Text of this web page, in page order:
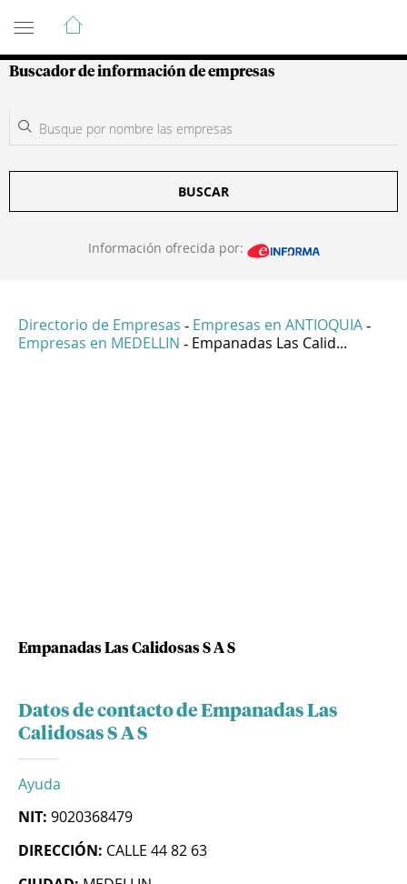
Guía de Empresas Colombianas
Buscador de información de empresas
BUSCAR
Información ofrecida por:
Directorio de Empresas - Empresas en ANTIOQUIA -
Empresas en MEDELLIN - Empanadas Las Calid...
Empanadas Las Calidosas S A S
Datos de contacto de Empanadas Las
Calidosas S A S
Ayuda
NIT: 9020368479
DIRECCIÓN: CALLE 44 82 63